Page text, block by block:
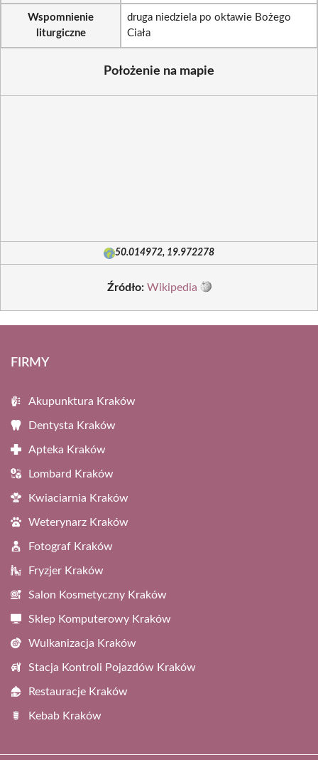
Wspomnienie
liturgiczne
druga niedziela po oktawie Bożego
Ciała
Położenie na mapie
50.014972, 19.972278
Źródło: Wikipedia
FIRMY
Akupunktura Kraków
Dentysta Kraków
Apteka Kraków
Lombard Kraków
Kwiaciarnia Kraków
Weterynarz Kraków
Fotograf Kraków
Fryzjer Kraków
Salon Kosmetyczny Kraków
Sklep Komputerowy Kraków
Wulkanizacja Kraków
Stacja Kontroli Pojazdów Kraków
Restauracje Kraków
Kebab Kraków